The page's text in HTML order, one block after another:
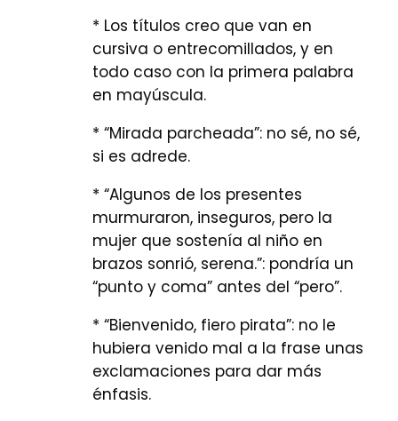
* Los títulos creo que van en
cursiva o entrecomillados, y en
todo caso con la primera palabra
en mayúscula.
* “Mirada parcheada”: no sé, no sé,
si es adrede.
* “Algunos de los presentes
murmuraron, inseguros, pero la
mujer que sostenía al niño en
brazos sonrió, serena.”: pondría un
“punto y coma” antes del “pero”.
* “Bienvenido, fiero pirata”: no le
hubiera venido mal a la frase unas
exclamaciones para dar más
énfasis.